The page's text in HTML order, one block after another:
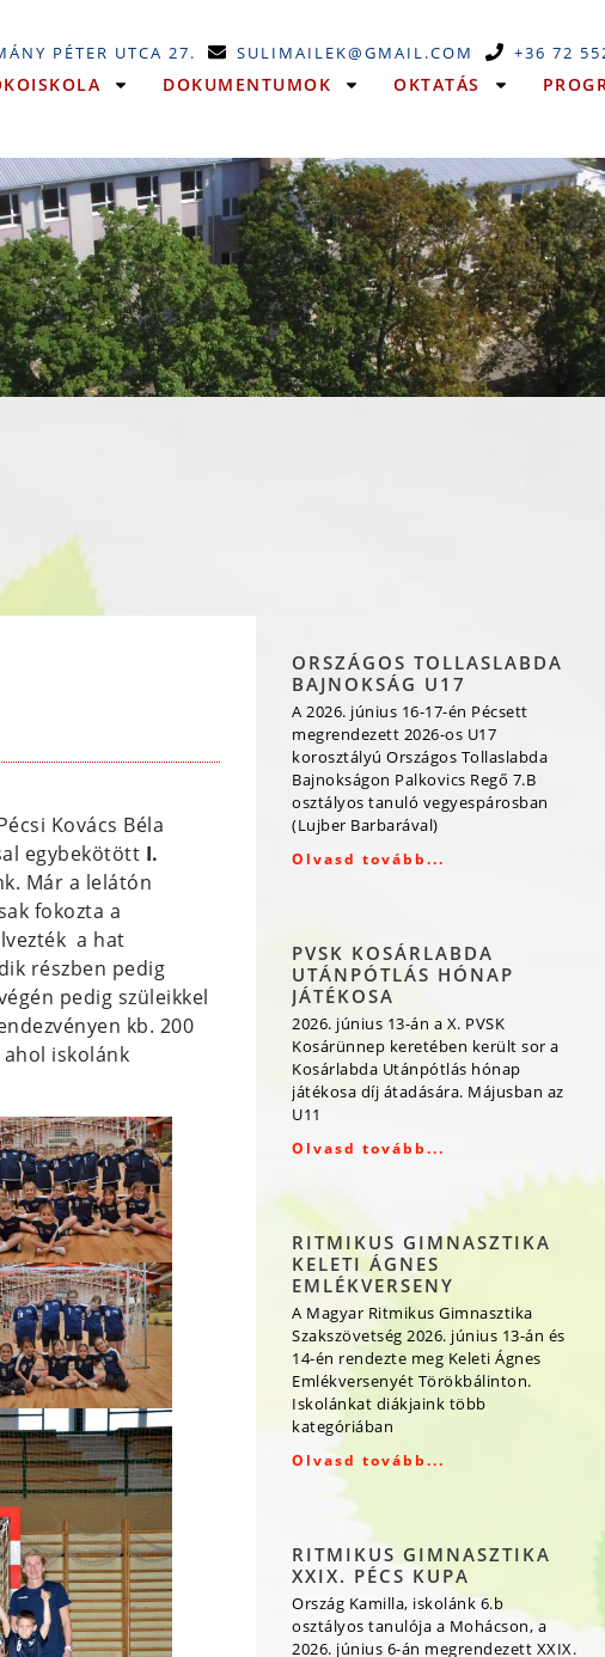
PÉTER UTCA 27. SULIMAILEK@GMAIL.COM +36 72
DOKUMENTUMOK OKTATÁS
Kovács Béla
egybekötött I.
Már a lelátón
fokozta a
a hat
részben pedig
pedig szüleikkel
kb. 200
iskolánk
ORSZÁGOS TOLLASLABDA
BAJNOKSÁG U17
A 2026. június 16-17-én Pécsett
megrendezett 2026-os U17
korosztályú Országos Tollaslabda
Bajnokságon Palkovics Regő 7.B
osztályos tanuló vegyespárosban
(Lujber Barbarával)
Olvasd tovább...
PVSK KOSÁRLABDA
UTÁNPÓTLÁS HÓNAP
JÁTÉKOSA
2026. június 13-án a X. PVSK
Kosárünnep keretében került sor a
Kosárlabda Utánpótlás hónap
játékosa díj átadására. Májusban az
U11
Olvasd tovább...
RITMIKUS GIMNASZTIKA
KELETI ÁGNES
EMLÉKVERSENY
A Magyar Ritmikus Gimnasztika
Szakszövetség 2026. június 13-án és
14-én rendezte meg Keleti Ágnes
Emlékversenyét Törökbálinton.
Iskolánkat diákjaink több
kategóriában
Olvasd tovább...
RITMIKUS GIMNASZTIKA
XXIX. PÉCS KUPA
Ország Kamilla, iskolánk 6.b
osztályos tanulója a Mohácson, a
2026. június 6-án megrendezett XXIX.